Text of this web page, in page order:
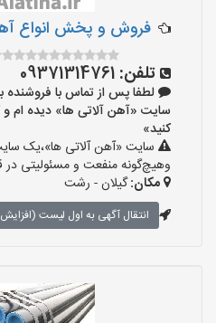
فروش و پخش انواع
تلفن: 09371314761
لطفا پس از تماس با فروشنده
کنید»
سایت «آهن آلاتی ها»،یک
وهیچ‌گونه منفعت و مسئولیتی در
مکان:گیلان - رشت
انتقال آگهی به اول لیست (افزایش